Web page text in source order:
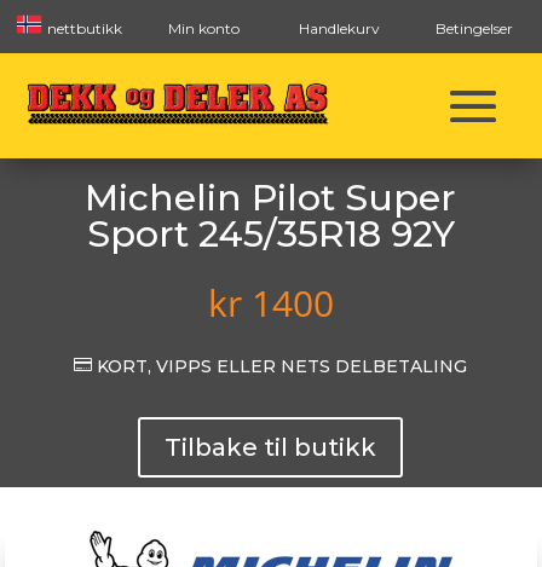
nettbutikk Min konto Handlekurv Betingelser
Michelin Pilot Super
Sport 245/35R18 92Y
kr1400
 KORT, VIPPS ELLER NETS DELBETALING
Tilbake til butikk